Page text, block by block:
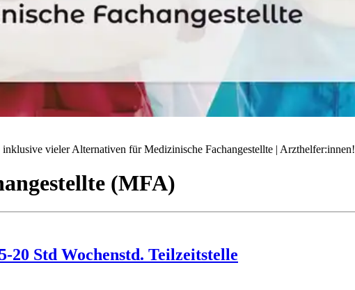
vieler Alternativen für Medizinische Fachangestellte | Arzthelfer:innen!
(MFA)
Std Wochenstd. Teilzeitstelle